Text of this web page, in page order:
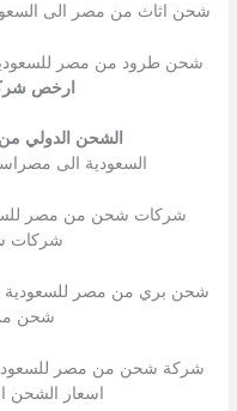
شحن اثاث من مصر الى
شحن طرود من مصر
ارخص
الشحن الدولي
السعودية الى
شركات شحن من مصر
شركات
شحن بري من مصر للسعودية
شحن
شركة شحن من مصر
اسعار الشحن